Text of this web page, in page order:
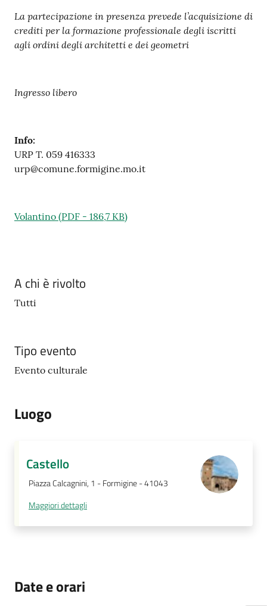
La partecipazione in presenza prevede l’acquisizione di
crediti per la formazione professionale degli iscritti
agli ordini degli architetti e dei geometri
Ingresso libero
Info:
URP T. 059 416333
urp@comune.formigine.mo.it
Volantino (PDF - 186,7 KB)
A chi è rivolto
Tutti
Tipo evento
Evento culturale
Luogo
Castello
Piazza Calcagnini, 1 - Formigine - 41043
Maggiori dettagli
Date e orari